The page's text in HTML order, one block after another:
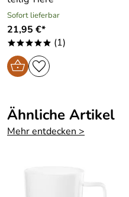
Sofort lieferbar
21,95 €*
***** (1)
Ähnliche Artikel
Mehr entdecken >